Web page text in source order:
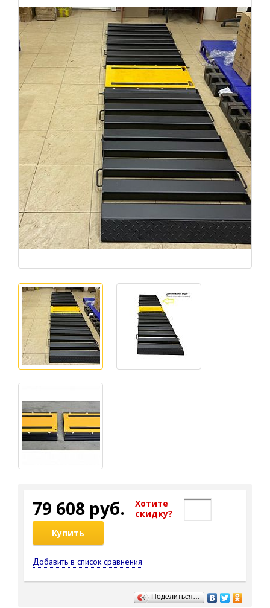
79 608 руб.
Хотите
cкидку?
Купить
Добавить в список сравнения
Поделиться…